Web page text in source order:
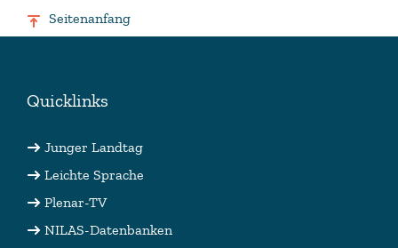
Seitenanfang
Quicklinks
Junger Landtag
Leichte Sprache
Plenar-TV
NILAS-Datenbanken